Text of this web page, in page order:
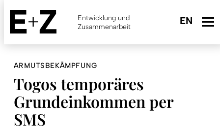
Skip
main
content
Entwicklung und
Zusammenarbeit
ARMUTSBEKÄMPFUNG
Togos temporäres
Grundeinkommen per
SMS